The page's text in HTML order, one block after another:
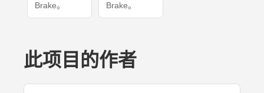
Brake。
Brake。
此项目的作者